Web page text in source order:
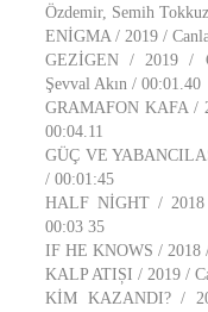
Özdemir, Semih
ENİGMA / 2019 /
GEZİGEN / 2019 /
Şevval Akın / 00:01.40
GRAMAFON KAFA /
00:04.11
GÜÇ VE
/ 00:01:45
HALF NİGHT / 2018
00:03 35
IF HE KNOWS / 2018
KALP ATIȘI / 2019 /
KİM KAZANDI? /